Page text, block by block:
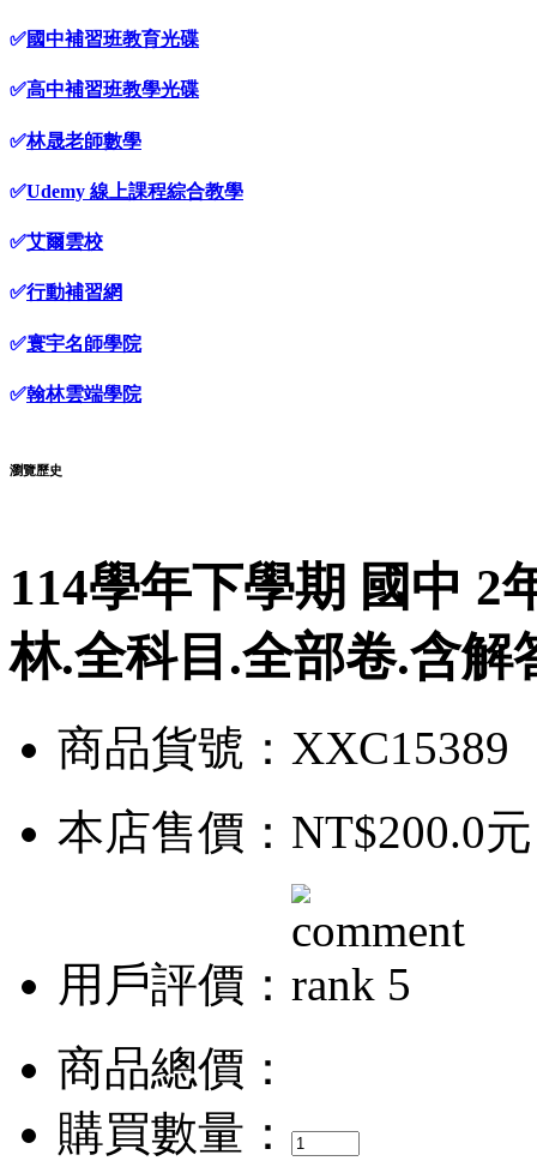
✅國中補習班教育光碟
✅高中補習班教學光碟
✅林晟老師數學
✅Udemy 線上課程綜合教學
✅艾爾雲校
✅行動補習網
✅寰宇名師學院
✅翰林雲端學院
瀏覽歷史
114學年下學期 國中 2
林.全科目.全部卷.含解
商品貨號：XXC15389
本店售價： NT$200.0元
用戶評價：
商品總價：
購買數量：